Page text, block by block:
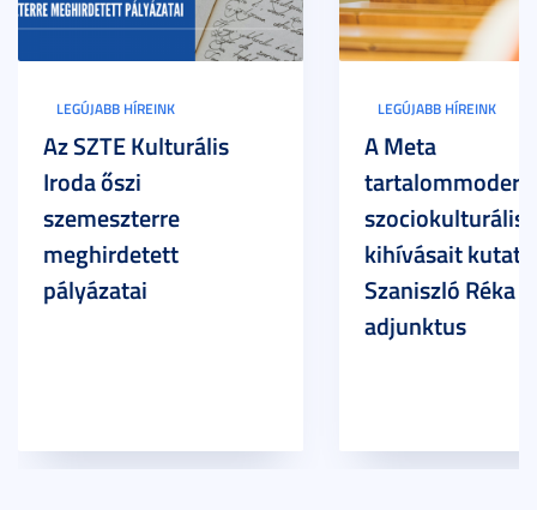
LEGÚJABB HÍREINK
Az SZTE Kulturális
Iroda őszi
szemeszterre
meghirdetett
pályázatai
LEGÚJABB HÍREINK
A Meta
szociokulturális
kihívásait
Szaniszló Réka
adjunktus